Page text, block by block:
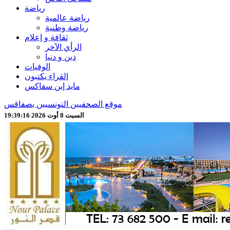
رياضة
رياضة عالمية
رياضة وطنية
ثقافة و إعلام
الرأي الآخر
دين و دنيا
الوفيات
القراء يكتبون
مايد إين سفاكس
موقع الصحفيين التونسيين بصفاقس
السبت 8 أوت 2026 19:39:18